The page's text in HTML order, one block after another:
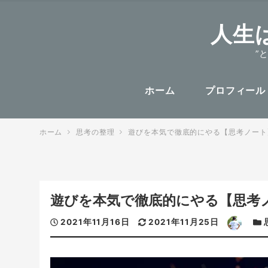
人生
”
ホーム プロフィール
ホーム 思考の整理 遊びを本気で徹底的にやる【思考ノー
遊びを本気で徹底的にやる【思考
投
稿
日
2021年11月16日
更
新
日
2021年11月25日
著
者
カ
テ
ゴ